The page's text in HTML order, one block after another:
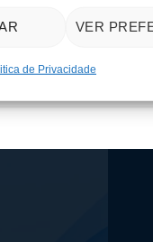
VER
de Privacidade